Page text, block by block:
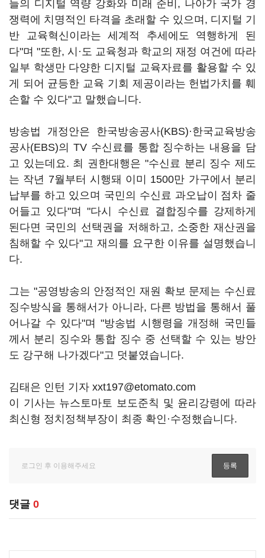
들의 디지털 역량 강화와 미래 준비, 나아가 국가 경
쟁력에 치명적인 타격을 초래할 수 있으며, 디지털 기
반 교육혁신이라는 세계적 추세에도 역행하게 된
다"며 "또한, 시·도 교육청과 학교의 재정 여건에 따라
일부 학생만 다양한 디지털 교육자료를 활용할 수 있
게 되어 균등한 교육 기회 제공이라는 헌법가치를 훼
손할 수 있다"고 말했습니다.
방송법 개정안은 한국방송공사(KBS)·한국교육방송
공사(EBS)의 TV 수신료를 통합 징수하는 내용을 담
고 있는데요. 최 권한대행은 "수신료 분리 징수 제도
는 작년 7월부터 시행돼 이미 1500만 가구에서 분리
납부를 하고 있으며 국민의 수신료 과오납이 점차 줄
어들고 있다"며 "다시 수신료 결합징수를 강제하게
된다면 국민의 선택권을 저해하고, 소중한 재산권을
침해할 수 있다"고 재의를 요구한 이유를 설명했습니
다.
그는 "공영방송의 안정적인 재원 확보 문제는 수신료
징수방식을 통해서가 아니라, 다른 방법을 통해서 풀
어나갈 수 있다"며 "방송법 시행령을 개정해 국민들
께서 분리 징수와 통합 징수 중 선택할 수 있는 방안
도 강구해 나가겠다"고 덧붙였습니다.
김태은 인턴 기자 xxt197@etomato.com
이 기사는 뉴스토마토 보도준칙 및 윤리강령에 따라
최신형 정치정책부장이 최종 확인·수정했습니다.
댓글 0